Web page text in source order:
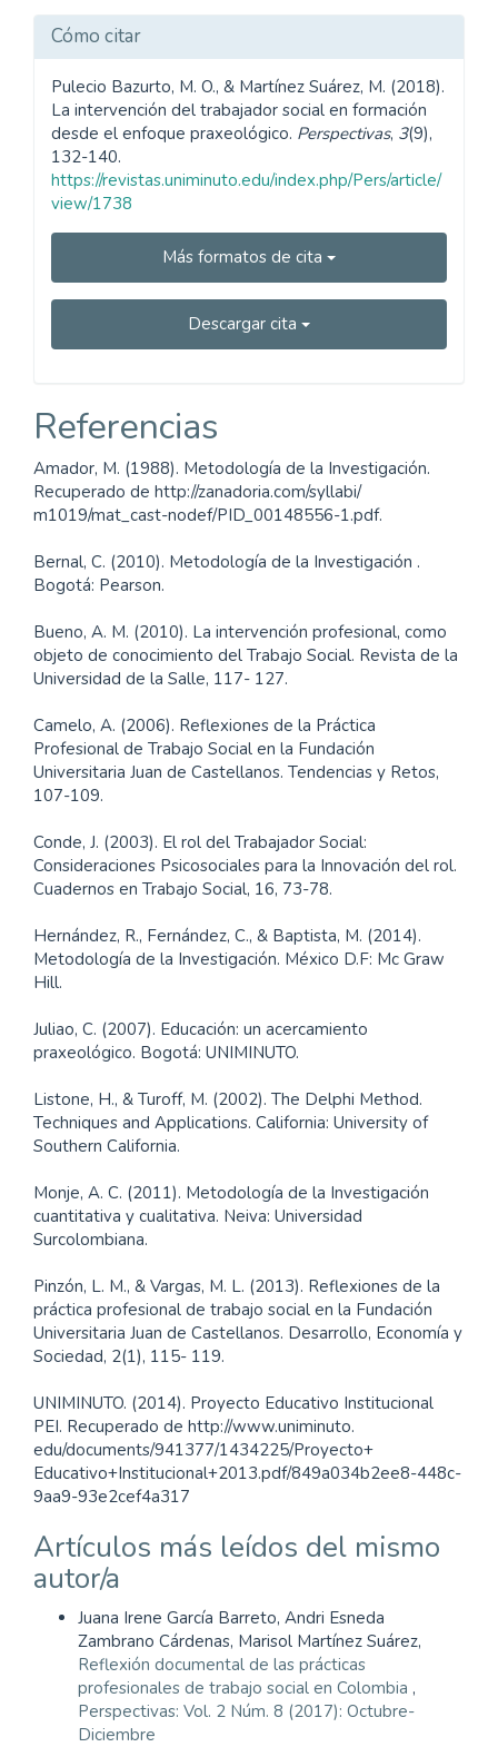
Cómo citar
Pulecio Bazurto, M. O., & Martínez Suárez, M. (2018).
La intervención del trabajador social en formación
desde el enfoque praxeológico. Perspectivas, 3(9),
132-140.
https://revistas.uniminuto.edu/index.php/Pers/article/
view/1738
Más formatos de cita
Descargar cita
Referencias
Amador, M. (1988). Metodología de la Investigación.
Recuperado de http://zanadoria.com/syllabi/
m1019/mat_cast-nodef/PID_00148556-1.pdf.
Bernal, C. (2010). Metodología de la Investigación .
Bogotá: Pearson.
Bueno, A. M. (2010). La intervención profesional, como
objeto de conocimiento del Trabajo Social. Revista de la
Universidad de la Salle, 117- 127.
Camelo, A. (2006). Reflexiones de la Práctica
Profesional de Trabajo Social en la Fundación
Universitaria Juan de Castellanos. Tendencias y Retos,
107-109.
Conde, J. (2003). El rol del Trabajador Social:
Consideraciones Psicosociales para la Innovación del rol.
Cuadernos en Trabajo Social, 16, 73-78.
Hernández, R., Fernández, C., & Baptista, M. (2014).
Metodología de la Investigación. México D.F: Mc Graw
Hill.
Juliao, C. (2007). Educación: un acercamiento
praxeológico. Bogotá: UNIMINUTO.
Listone, H., & Turoff, M. (2002). The Delphi Method.
Techniques and Applications. California: University of
Southern California.
Monje, A. C. (2011). Metodología de la Investigación
cuantitativa y cualitativa. Neiva: Universidad
Surcolombiana.
Pinzón, L. M., & Vargas, M. L. (2013). Reflexiones de la
práctica profesional de trabajo social en la Fundación
Universitaria Juan de Castellanos. Desarrollo, Economía y
Sociedad, 2(1), 115- 119.
UNIMINUTO. (2014). Proyecto Educativo Institucional
PEI. Recuperado de http://www.uniminuto.
edu/documents/941377/1434225/Proyecto+
Educativo+Institucional+2013.pdf/849a034b2ee8-448c-
9aa9-93e2cef4a317
Artículos más leídos del mismo
autor/a
Juana Irene García Barreto, Andri Esneda
Zambrano Cárdenas, Marisol Martínez Suárez,
Reflexión documental de las prácticas
profesionales de trabajo social en Colombia ,
Perspectivas: Vol. 2 Núm. 8 (2017): Octubre-
Diciembre